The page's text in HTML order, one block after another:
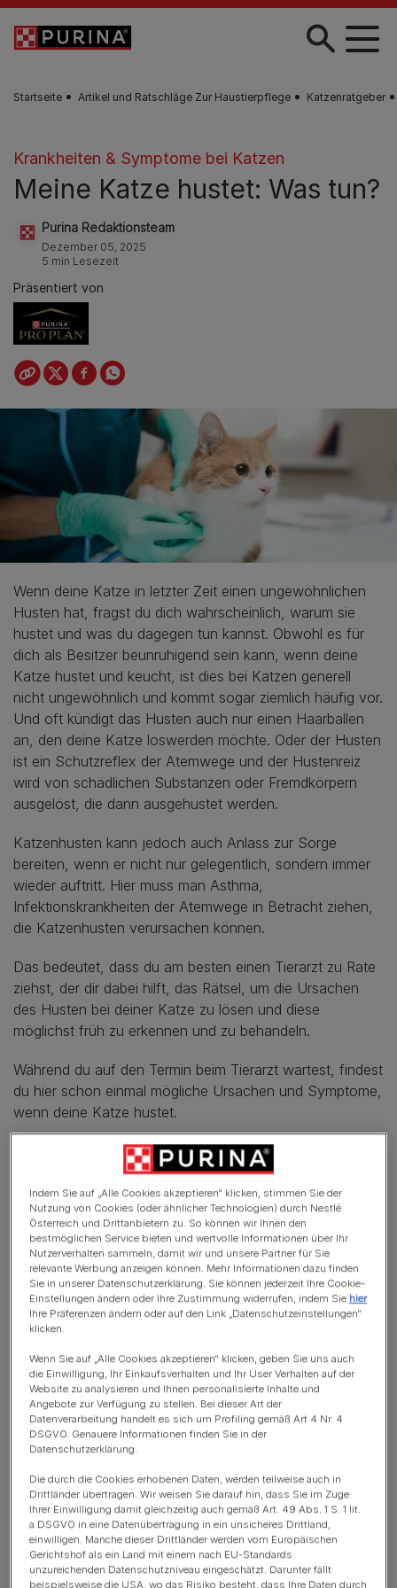
Skip to main content
Startseite Artikel und Ratschläge Zur Haustierpflege Katzenratgeber
Krankheiten & Symptome bei Katzen
Meine Katze hustet: Was tun?
Purina Redaktionsteam
Dezember 05, 2025
5 min Lesezeit
Präsentiert von
Wenn deine Katze in letzter Zeit einen ungewöhnlichen
Husten hat, fragst du dich wahrscheinlich, warum sie
hustet und was du dagegen tun kannst. Obwohl es für
dich als Besitzer beunruhigend sein kann, wenn deine
Katze hustet und keucht, ist dies bei Katzen generell
nicht ungewöhnlich und kommt sogar ziemlich häufig vor.
Und oft kündigt das Husten auch nur einen Haarballen
an, den deine Katze loswerden möchte. Oder der Husten
ist ein Schutzreflex der Atemwege und der Hustenreiz
wird von schädlichen Substanzen oder Fremdkörpern
ausgelöst, die dann ausgehustet werden.
Katzenhusten kann jedoch auch Anlass zur Sorge
bereiten, wenn er nicht nur gelegentlich, sondern immer
wieder auftritt. Hier muss man Asthma,
Infektionskrankheiten der Atemwege in Betracht ziehen,
die Katzenhusten verursachen können.
Das bedeutet, dass du am besten einen Tierarzt zu Rate
ziehst, der dir dabei hilft, das Rätsel, um die Ursachen
des Husten bei deiner Katze zu lösen und diese
möglichst früh zu erkennen und zu behandeln.
Während du auf den Termin beim Tierarzt wartest, findest
du hier schon einmal mögliche Ursachen und Symptome,
wenn deine Katze hustet.
In diesem Artikel
Katzenhusten: Mögliche Ursachen und Symptome
Asthma
Haarballen
Lungenentzündung
Infektion der Atemwege
Krebs
Fremdkörper
Katzenhusten: Mögliche
Ursachen und Symptome
Indem Sie auf „Alle Cookies akzeptieren“ klicken, stimmen Sie der
Nutzung von Cookies (oder ähnlicher Technologien) durch Nestlé
Österreich und Drittanbietern zu. So können wir Ihnen den
bestmöglichen Service bieten und wertvolle Informationen über Ihr
Nutzerverhalten sammeln, damit wir und unsere Partner für Sie
relevante Werbung anzeigen können. Mehr Informationen dazu finden
Sie in unserer Datenschutzerklärung. Sie können jederzeit Ihre Cookie-
Einstellungen ändern oder Ihre Zustimmung widerrufen, indem Sie hier
Ihre Präferenzen ändern oder auf den Link „Datenschutzeinstellungen“
klicken.
Wenn Sie auf „Alle Cookies akzeptieren“ klicken, geben Sie uns auch
die Einwilligung, Ihr Einkaufsverhalten und Ihr User Verhalten auf der
Website zu analysieren und Ihnen personalisierte Inhalte und
Angebote zur Verfügung zu stellen. Bei dieser Art der
Datenverarbeitung handelt es sich um Profiling gemäß Art 4 Nr. 4
DSGVO. Genauere Informationen finden Sie in der
Datenschutzerklärung.
Die durch die Cookies erhobenen Daten, werden teilweise auch in
Drittländer übertragen. Wir weisen Sie darauf hin, dass Sie im Zuge
Ihrer Einwilligung damit gleichzeitig auch gemäß Art. 49 Abs. 1 S. 1 lit.
a DSGVO in eine Datenübertragung in ein unsicheres Drittland,
einwilligen. Manche dieser Drittländer werden vom Europäischen
Gerichtshof als ein Land mit einem nach EU-Standards
unzureichenden Datenschutzniveau eingeschätzt. Darunter fällt
beispielsweise die USA, wo das Risiko besteht, dass Ihre Daten durch